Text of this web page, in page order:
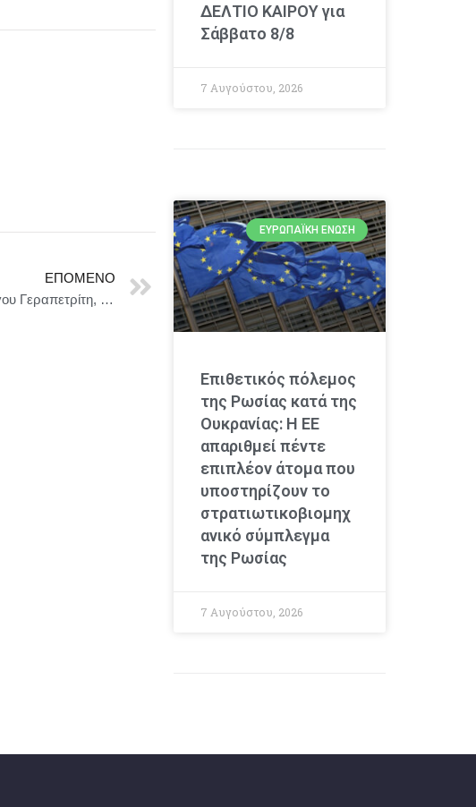
ΕΠΌΜΕΝΟ
Επίσκεψη Υπουργού Εξωτερικών, Γιώργου Γεραπετρίτη, στο Ιράκ
ΔΕΛΤΙΟ ΚΑΙΡΟΥ για
Σάββατο 8/8
7 Αυγούστου, 2026
ΕΥΡΩΠΑΪΚΉ ΈΝΩΣΗ
Επιθετικός πόλεμος
της Ρωσίας κατά της
Ουκρανίας: Η ΕΕ
απαριθμεί πέντε
επιπλέον άτομα που
υποστηρίζουν το
στρατιωτικοβιομηχ
ανικό σύμπλεγμα
της Ρωσίας
7 Αυγούστου, 2026